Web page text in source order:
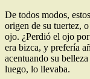
De todos modos,
origen de su tuertez,
ojo. ¿Perdió el ojo
era bizca, y prefería
acentuando su
luego, lo llevaba.